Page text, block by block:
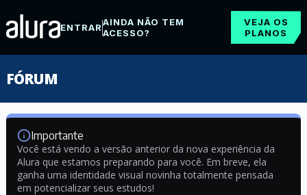
ENTRARAINDA NÃO TEM
ACESSO?
VEJA OS
PLANOS
FÓRUM
Importante
Você está vendo a versão anterior da nova experiência da
Alura que estamos preparando para você. Em breve, ela
ganha uma identidade visual novinha totalmente pensada
em potencializar seus estudos!